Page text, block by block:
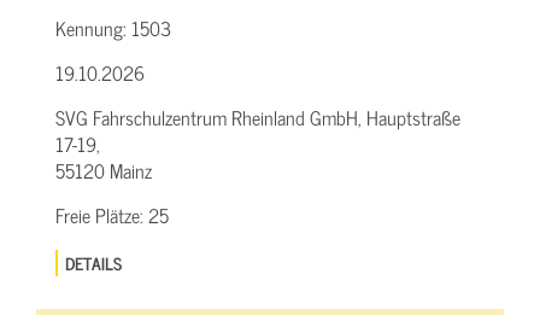
Kennung: 1503
19.10.2026
SVG Fahrschulzentrum Rheinland GmbH, Hauptstraße
17-19,
55120 Mainz
Freie Plätze:25
DETAILS